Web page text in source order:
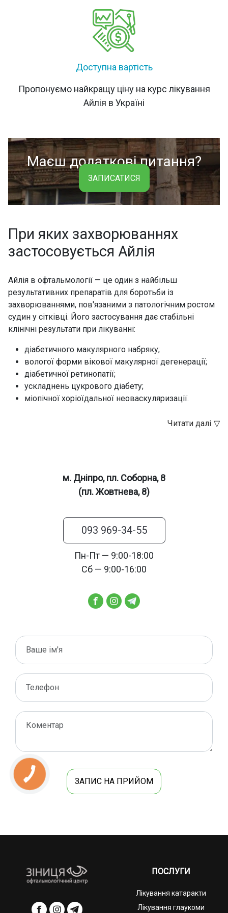
Доступна вартість
Пропонуємо найкращу ціну на курс лікування
Айлія в Україні
Маєш додаткові питання?
ЗАПИСАТИСЯ
При яких захворюваннях
застосовується Айлія
Айлія в офтальмології — це один з найбільш
результативних препаратів для боротьби із
захворюваннями, пов'язаними з патологічним ростом
судин у сітківці. Його застосування дає стабільні
клінічні результати при лікуванні:
діабетичного макулярного набряку;
вологої форми вікової макулярної дегенерації;
діабетичної ретинопатії;
ускладнень цукрового діабету;
міопічної хоріоїдальної неоваскуляризації.
м. Дніпро, пл. Соборна, 8
(пл. Жовтнева, 8)
093 969-34-55
Пн-Пт — 9:00-18:00
Сб — 9:00-16:00
ЗАПИС НА ПРИЙОМ
ПОСЛУГИ
Лікування катаракти
Лікування глаукоми